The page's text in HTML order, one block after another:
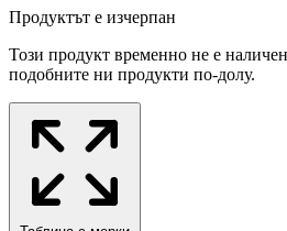
Продуктът е изчерпан
Този продукт временно не е
подобните ни продукти по-долу.